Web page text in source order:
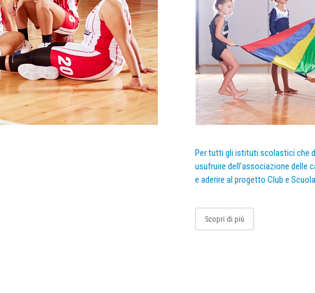
Per tutti gli istituti scolastici che
usufruire dell’associazione delle
e aderire al progetto Club e Scuola
Scopri di più